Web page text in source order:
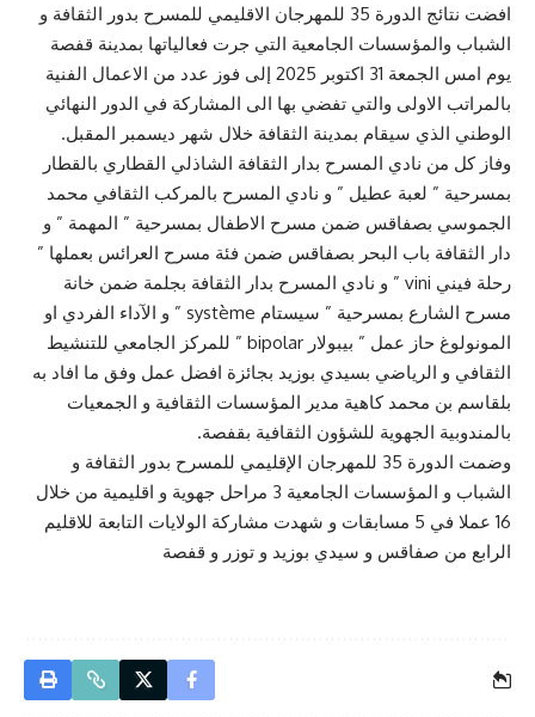
افضت نتائج الدورة 35 للمهرجان الاقليمي للمسرح بدور الثقافة و
الشباب والمؤسسات الجامعية التي جرت فعالياتها بمدينة قفصة
يوم امس الجمعة 31 اكتوبر 2025 إلى فوز عدد من الاعمال الفنية
بالمراتب الاولى والتي تفضي بها الى المشاركة في الدور النهائي
الوطني الذي سيقام بمدينة الثقافة خلال شهر ديسمبر المقبل.
وفاز كل من نادي المسرح بدار الثقافة الشاذلي القطاري بالقطار
بمسرحية ” لعبة عطيل ” و نادي المسرح بالمركب الثقافي محمد
الجموسي بصفاقس ضمن مسرح الاطفال بمسرحية ” المهمة ” و
دار الثقافة باب البحر بصفاقس ضمن فئة مسرح العرائس بعملها ”
رحلة فيني vini ” و نادي المسرح بدار الثقافة بجلمة ضمن خانة
مسرح الشارع بمسرحية ” سيستام système ” و الآداء الفردي او
المونولوغ حاز عمل ” بيبولار bipolar ” للمركز الجامعي للتنشيط
الثقافي و الرياضي بسيدي بوزيد بجائزة افضل عمل وفق ما افاد به
بلقاسم بن محمد كاهية مدير المؤسسات الثقافية و الجمعيات
بالمندوبية الجهوية للشؤون الثقافية بقفصة.
وضمت الدورة 35 للمهرجان الإقليمي للمسرح بدور الثقافة و
الشباب و المؤسسات الجامعية 3 مراحل جهوية و اقليمية من خلال
16 عملا في 5 مسابقات و شهدت مشاركة الولايات التابعة للاقليم
الرابع من صفاقس و سيدي بوزيد و توزر و قفصة